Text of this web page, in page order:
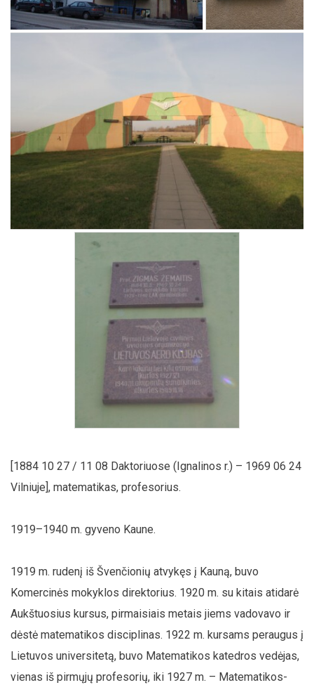
[1884 10 27 / 11 08 Daktoriuose (Ignalinos r.) – 1969 06 24
Vilniuje], matematikas, profesorius.
1919–1940 m. gyveno Kaune.
1919 m. rudenį iš Švenčionių atvykęs į Kauną, buvo
Komercinės mokyklos direktorius. 1920 m. su kitais atidarė
Aukštuosius kursus, pirmaisiais metais jiems vadovavo ir
dėstė matematikos disciplinas. 1922 m. kursams peraugus į
Lietuvos universitetą, buvo Matematikos katedros vedėjas,
vienas iš pirmųjų profesorių, iki 1927 m. – Matematikos-